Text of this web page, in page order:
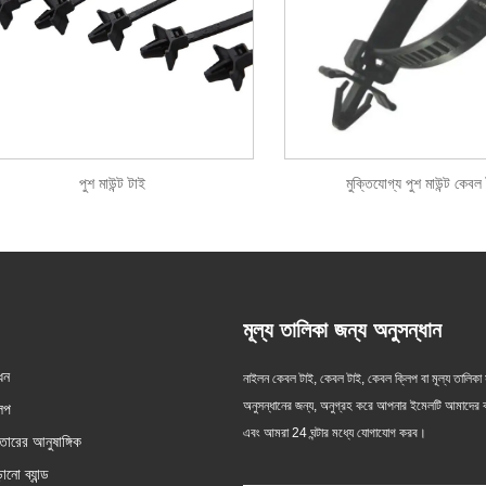
পুশ মাউন্ট টাই মুক্তিযোগ্য পুশ মাউন্ট কেবল
2024/11/12
সমাজের বিকাশের সাথে সাথে নাইলন কেবলের
সম্পর্কের প্রয়োগও প্রসারিত হয়েছে এবং এটি
কীভাবে তারে তারের সম্পর্কগুলি
করবেন?
2024/12/24
বৈদ্যুতিক কাজের ক্ষেত্রে, সংস্থা
আনুষাঙ্গিক
ব্যান্ড
মূল্য তালিকা জন্য অনুসন্ধান
নাইলন কেবল টাই, কেবল টাই, কেবল ক্লিপ বা মূল্য তালিকা
অনুসন্ধানের জন্য, অনুগ্রহ করে আপনার ইমেলটি আমাদের
এবং আমরা 24 ঘন্টার মধ্যে যোগাযোগ করব।